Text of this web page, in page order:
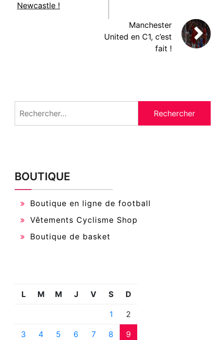
Newcastle !
Manchester
United en C1, c’est
fait !
BOUTIQUE
Boutique en ligne de football
Vêtements Cyclisme Shop
Boutique de basket
L M M J V S D
1 2
3 4 5 6 7 8 9